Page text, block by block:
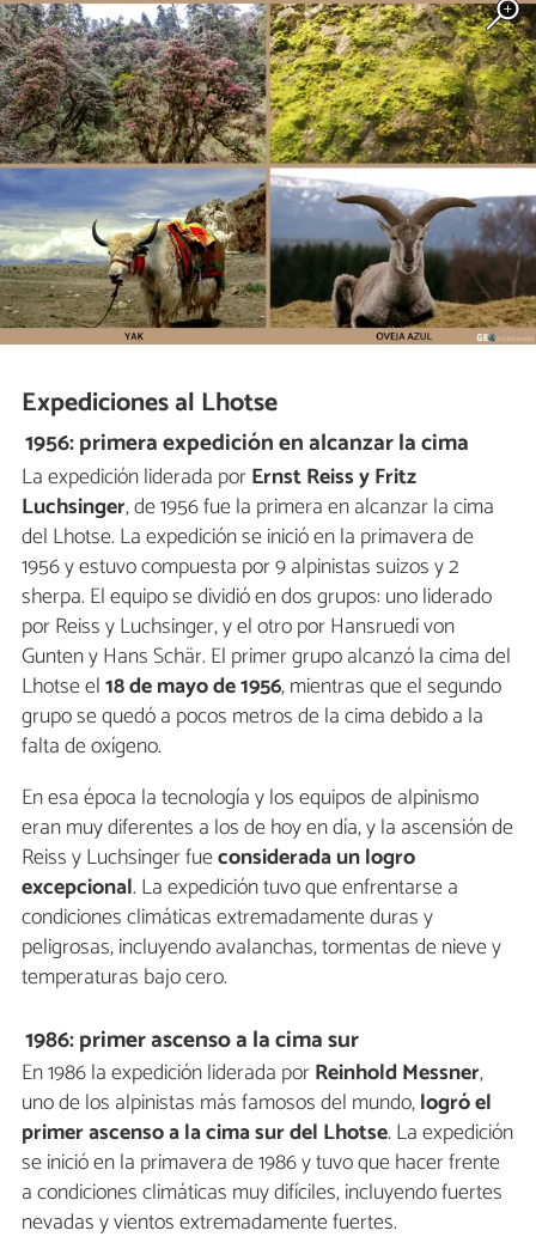
Expediciones al Lhotse
1956: primera expedición en alcanzar la cima
La expedición liderada porErnst Reiss y Fritz
Luchsinger, de 1956 fue la primera en alcanzar la cima
del Lhotse. La expedición se inició en la primavera de
1956 y estuvo compuesta por 9 alpinistas suizos y 2
sherpa. El equipo se dividió en dos grupos: uno liderado
por Reiss y Luchsinger, y el otro por Hansruedi von
Gunten y Hans Schär. El primer grupo alcanzó la cima del
Lhotse el18 de mayo de 1956, mientras que el segundo
grupo se quedó a pocos metros de la cima debido a la
falta de oxígeno.
En esa época la tecnología y los equipos de alpinismo
eran muy diferentes a los de hoy en día, y la ascensión de
Reiss y Luchsinger fueconsiderada un logro
excepcional. La expedición tuvo que enfrentarse a
condiciones climáticas extremadamente duras y
peligrosas, incluyendo avalanchas, tormentas de nieve y
temperaturas bajo cero.
1986: primer ascenso a la cima sur
En 1986 la expedición liderada porReinhold Messner,
uno de los alpinistas más famosos del mundo,logró el
primer ascenso a la cima sur del Lhotse. La expedición
se inició en la primavera de 1986 y tuvo que hacer frente
a condiciones climáticas muy difíciles, incluyendo fuertes
nevadas y vientos extremadamente fuertes.